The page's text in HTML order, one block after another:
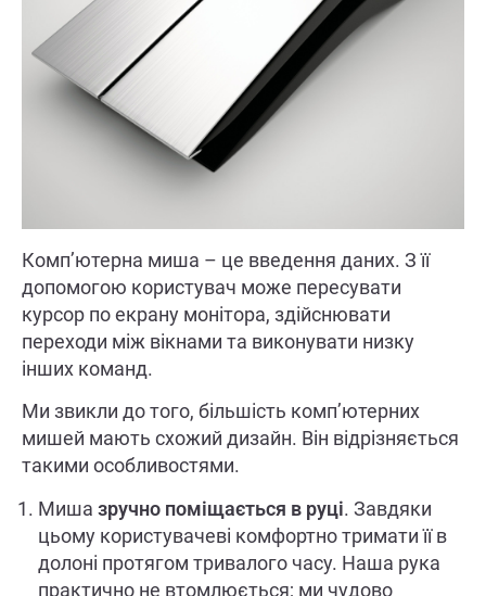
Комп’ютерна миша – це введення даних. З її
допомогою користувач може пересувати
курсор по екрану монітора, здійснювати
переходи між вікнами та виконувати низку
інших команд.
Ми звикли до того, більшість комп’ютерних
мишей мають схожий дизайн. Він відрізняється
такими особливостями.
Миша зручно поміщається в руці. Завдяки
цьому користувачеві комфортно тримати її в
долоні протягом тривалого часу. Наша рука
практично не втомлюється; ми чудово